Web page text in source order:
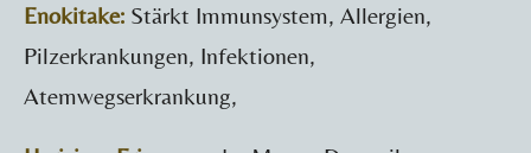
Enokitake: Stärkt Immunsystem, Allergien,
Pilzerkrankungen, Infektionen,
Atemwegserkrankung,